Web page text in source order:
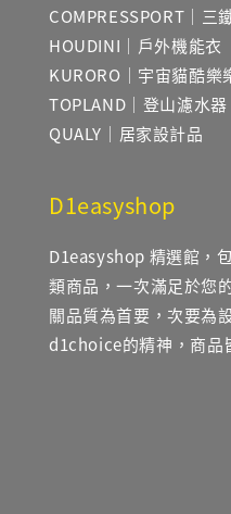
COMPRESSPORT｜三
HOUDINI｜戶外機能衣
KURORO｜宇宙貓酷樂
TOPLAND｜登山濾水器
QUALY｜居家設計品
D1easyshop
D1easyshop 精選館，
類商品，一次滿足於您
關品質為首要，次要為
d1choice的精神，商品